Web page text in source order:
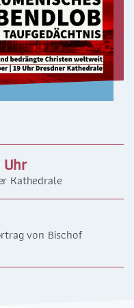
bddmei.de
Kathedrale
von Bischof